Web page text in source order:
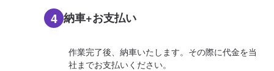
4 納車+お支払い
作業完了後、納車いたします。その際に代金を当
社までお支払いください。